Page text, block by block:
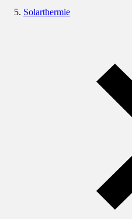
Solarthermie